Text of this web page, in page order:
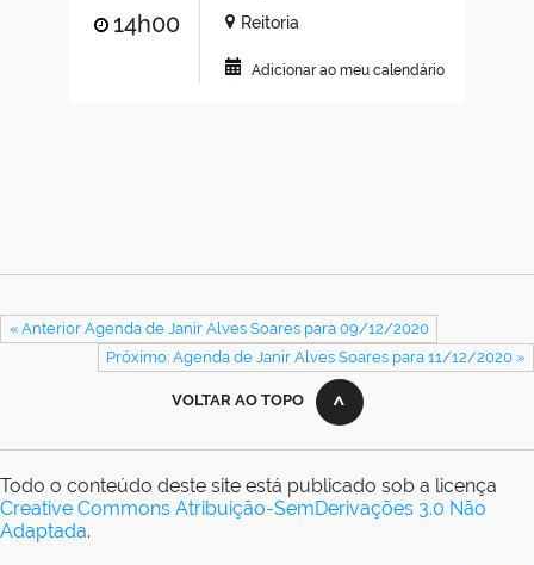
14h00 Reitoria
Adicionar ao meu calendário
« Anterior Agenda de Janir Alves Soares para 09/12/2020
Próximo: Agenda de Janir Alves Soares para 11/12/2020 »
VOLTAR AO TOPO
Todo o conteúdo deste site está publicado sob a licença
Creative Commons Atribuição-SemDerivações 3.0 Não
Adaptada.